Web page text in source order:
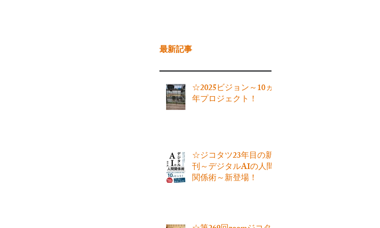
最新記事
☆2025ビジョン～10ヵ
年プロジェクト！
☆ジコタツ23年目の新
刊～デジタルAIの人間
関係術～新登場！